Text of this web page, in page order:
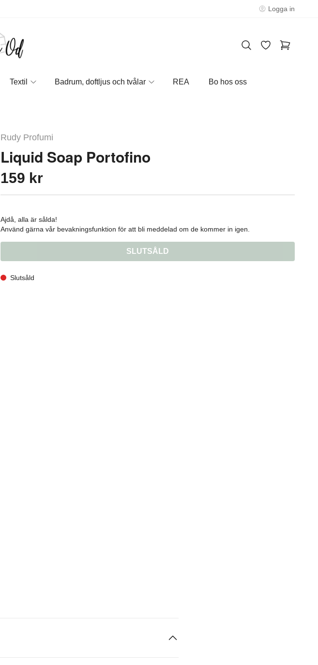
Logga in
Textil Badrum, doftljus och tvålar REA Bo hos oss
Rudy Profumi
Liquid Soap Portofino
159 kr
Ajdå, alla är sålda!
Använd gärna vår bevakningsfunktion för att bli meddelad om de kommer in igen.
SLUTSÅLD
Slutsåld